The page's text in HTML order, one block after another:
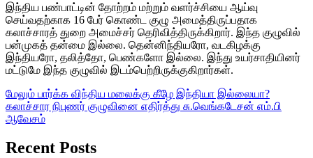
இந்திய பண்பாட்டின் தோற்றம் மற்றும் வளர்ச்சியை ஆய்வு
செய்வதற்காக 16 பேர் கொண்ட குழு அமைத்திருப்பதாக
கலாச்சாரத் துறை அமைச்சர் தெரிவித்திருக்கிறார். இந்த குழுவில்
பன்முகத் தன்மை இல்லை. தென்னிந்தியரோ, வடகிழக்கு
இந்தியரோ, தலித்தோ, பெண்களோ இல்லை. இந்து உயர்சாதியினர்
மட்டுமே இந்த குழுவில் இடம்பெற்றிருக்குகிறார்கள்.
மேலும் பார்க்க விந்திய மலைக்கு கீழே இந்தியா இல்லையா?
கலாச்சார நிபுணர் குழுவினை எதிர்த்து சு.வெங்கடேசன் எம்.பி
ஆவேசம்
Recent Posts